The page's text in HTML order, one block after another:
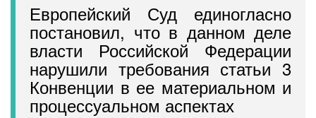
Европейский Суд единогласно
постановил, что в данном деле
власти Российской Федерации
нарушили требования статьи 3
Конвенции в ее материальном и
процессуальном аспектах